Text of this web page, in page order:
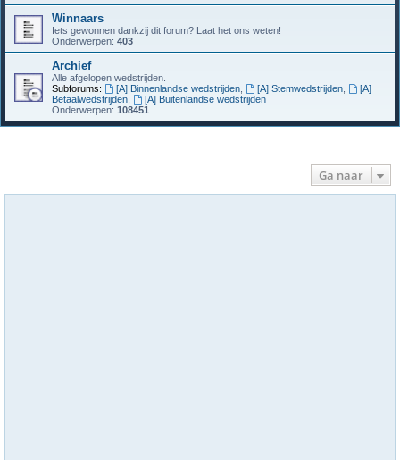
Winnaars
Iets gewonnen dankzij dit forum? Laat het ons weten!
Onderwerpen: 403
Archief
Alle afgelopen wedstrijden.
Subforums:
[A] Binnenlandse wedstrijden, [A] Stemwedstrijden,
[A]
Betaalwedstrijden
[A] Buitenlandse wedstrijden
Onderwerpen: 108451
Ga naar